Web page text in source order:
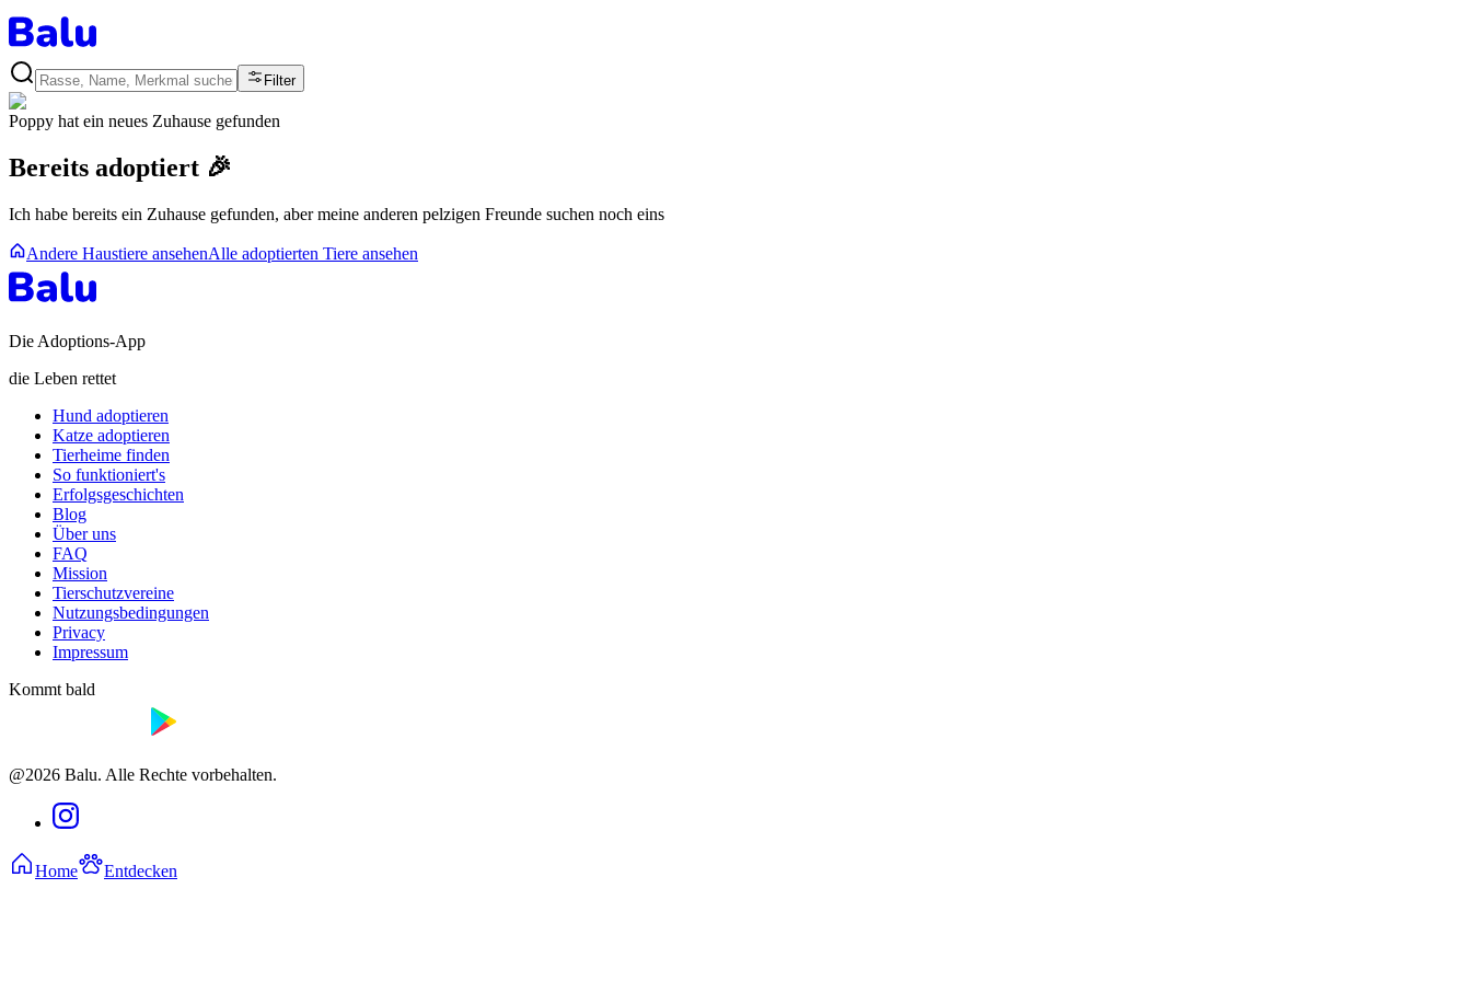
Filter
Poppy hat ein neues Zuhause gefunden
Bereits adoptiert 🎉
Ich habe bereits ein Zuhause gefunden, aber meine anderen pelzigen Freunde suchen noch eins
Andere Haustiere ansehenAlle adoptierten Tiere ansehen
Die Adoptions-App
die Leben rettet
Hund adoptieren
Katze adoptieren
Tierheime finden
So funktioniert's
Erfolgsgeschichten
Blog
Über uns
FAQ
Mission
Tierschutzvereine
Nutzungsbedingungen
Privacy
Impressum
Kommt bald
@2026 Balu. Alle Rechte vorbehalten.
Home Entdecken